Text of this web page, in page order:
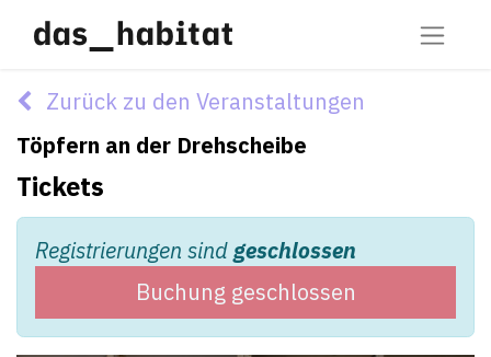
Zurück zu den Veranstaltungen
Töpfern an der Drehscheibe
Tickets
Registrierungen sindgeschlossen
Buchung geschlossen